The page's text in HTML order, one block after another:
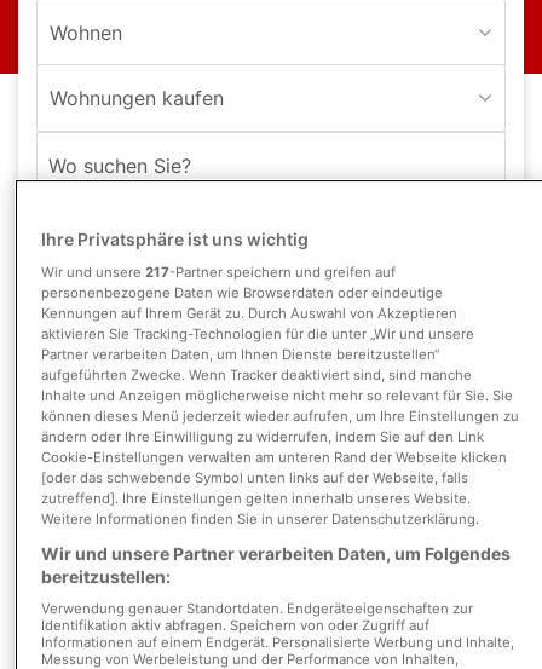
Wohnen
Wohnungen kaufen
Umkreis
Wohnfläche
Zimmer
Suche anpassen
Objekttyp: Etagenwohnung
Ihre Privatsphäre ist uns wichtig
Wir und unsere 217-Partner speichern und greifen auf
personenbezogene Daten wie Browserdaten oder eindeutige
Kennungen auf Ihrem Gerät zu. Durch Auswahl von Akzeptieren
aktivieren Sie Tracking-Technologien für die unter „Wir und unsere
Partner verarbeiten Daten, um Ihnen Dienste bereitzustellen“
aufgeführten Zwecke. Wenn Tracker deaktiviert sind, sind manche
Inhalte und Anzeigen möglicherweise nicht mehr so relevant für Sie. Sie
können dieses Menü jederzeit wieder aufrufen, um Ihre Einstellungen zu
ändern oder Ihre Einwilligung zu widerrufen, indem Sie auf den Link
Cookie-Einstellungen verwalten am unteren Rand der Webseite klicken
[oder das schwebende Symbol unten links auf der Webseite, falls
zutreffend]. Ihre Einstellungen gelten innerhalb unseres Website.
Weitere Informationen finden Sie in unserer Datenschutzerklärung.
Wir und unsere Partner verarbeiten Daten, um Folgendes
bereitzustellen:
Verwendung genauer Standortdaten. Endgeräteeigenschaften zur
Identifikation aktiv abfragen. Speichern von oder Zugriff auf
Informationen auf einem Endgerät. Personalisierte Werbung und Inhalte,
Messung von Werbeleistung und der Performance von Inhalten,